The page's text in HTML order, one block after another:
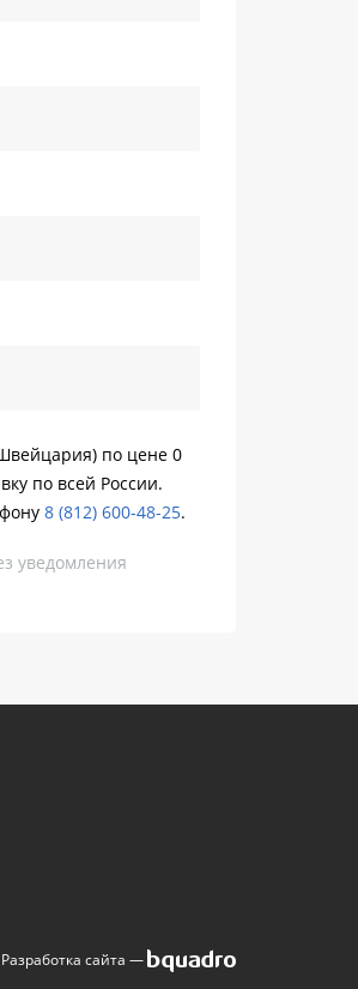
по цене 0
по всей России.
8 (812) 600-48-25.
уведомления
Разработка сайта —